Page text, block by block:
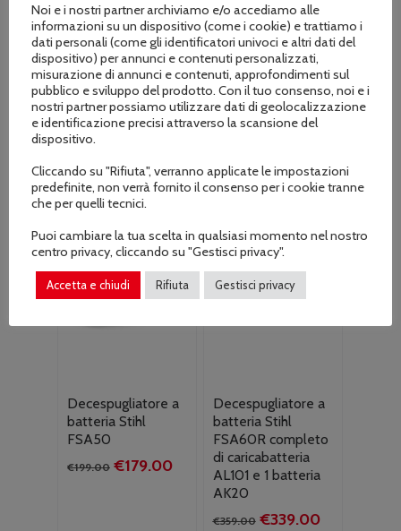
caricabatteria
AL101
€159.00 Il
prezzo
originale
era:
€149.00Il
prezzo
attuale
è:
caricabatteria
€119.00
Decespugliatore a
batteria Stihl
FSA50
€199.00 Il
€179.00Il
prezzo
attuale
Decespugliatore a
batteria Stihl
FSA60R completo
di caricabatteria
AL101 e 1 batteria
AK20
€359.00 Il
€339.00Il
Noi e i nostri partner archiviamo e/o accediamo alle
informazioni su un dispositivo (come i cookie) e trattiamo i
dati personali (come gli identificatori univoci e altri dati del
dispositivo) per annunci e contenuti personalizzati,
misurazione di annunci e contenuti, approfondimenti sul
pubblico e sviluppo del prodotto. Con il tuo consenso, noi e i
nostri partner possiamo utilizzare dati di geolocalizzazione
e identificazione precisi attraverso la scansione del
dispositivo.
Cliccando su "Rifiuta", verranno applicate le impostazioni
predefinite, non verrà fornito il consenso per i cookie tranne
che per quelli tecnici.
Puoi cambiare la tua scelta in qualsiasi momento nel nostro
centro privacy, cliccando su "Gestisci privacy".
Accetta e chiudi Rifiuta Gestisci privacy